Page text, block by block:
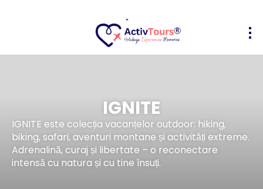
IGNITE
IGNITE este colecția vacanțelor outdoor: hiking,
biking, safari, aventuri montane și activități extreme.
Adrenalină, curaj și libertate – o reconectare
intensă cu natura și cu tine însuți.